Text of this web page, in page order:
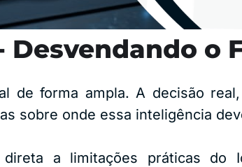
Desvendando o
de forma ampla. A decisão
sobre onde essa inteligência
a limitações práticas do